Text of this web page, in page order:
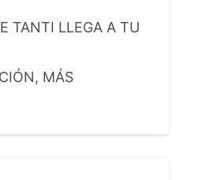
TANTI LLEGA A TU
MÁS